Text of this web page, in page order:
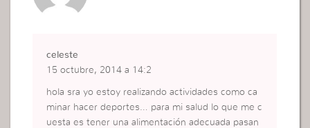
celeste
15 octubre, 2014 a 14:2
hola sra yo estoy realizando actividades como ca
minar hacer deportes… para mi salud lo que me c
uesta es tener una alimentación adecuada pasan